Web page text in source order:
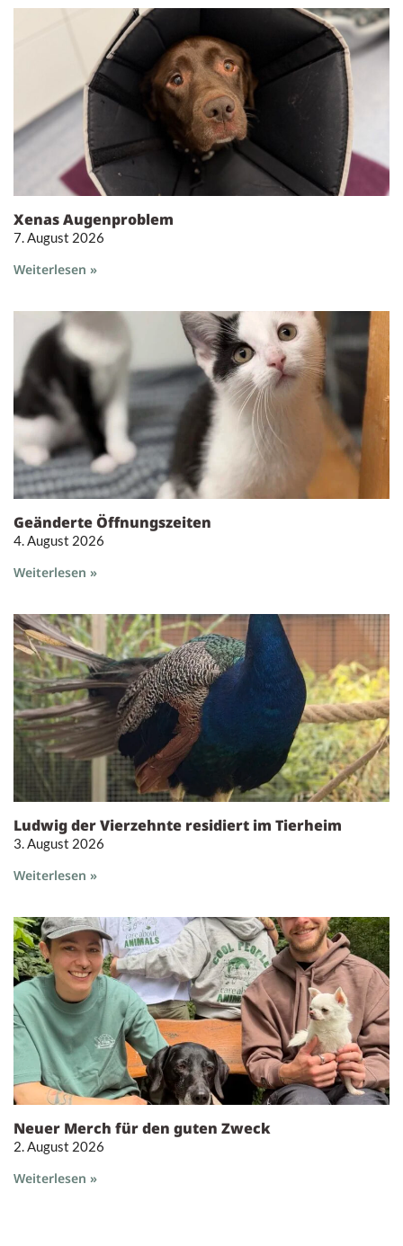
Xenas Augenproblem
7. August 2026
Weiterlesen »
Geänderte Öffnungszeiten
4. August 2026
Weiterlesen »
Ludwig der Vierzehnte residiert im Tierheim
3. August 2026
Weiterlesen »
Neuer Merch für den guten Zweck
2. August 2026
Weiterlesen »